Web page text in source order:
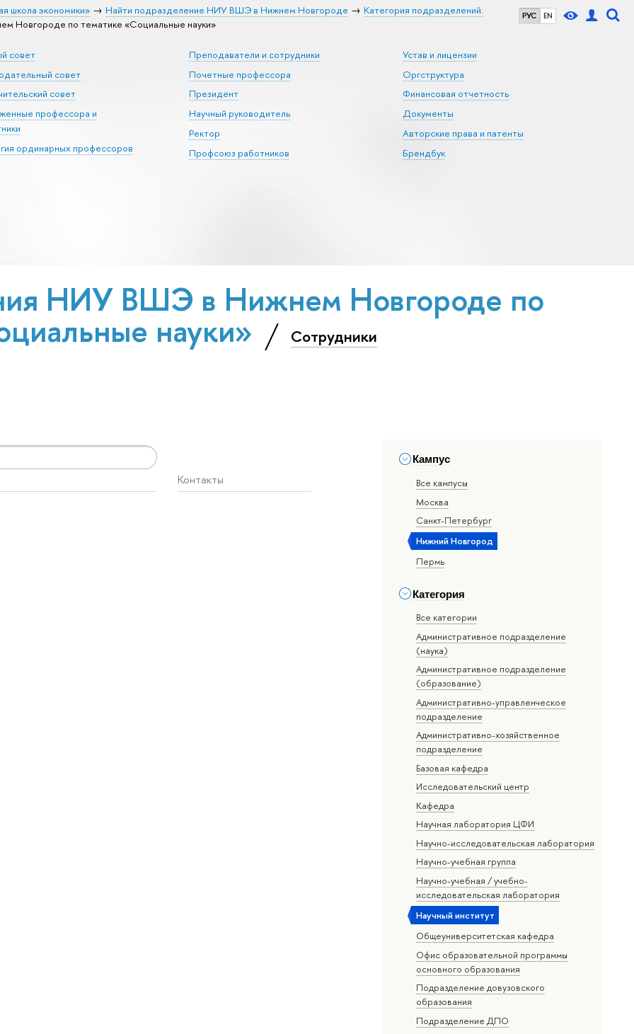
РУС EN
школа экономики» Найти подразделение НИУ ВШЭ в Нижнем Новгороде
Категория подразделений:
Новгороде по тематике «Социальные науки»
совет
совет
совет
профессора и
ординарных профессоров
Преподаватели и сотрудники
Почетные профессора
Президент
Научный руководитель
Ректор
Профсоюз работников
Устав и лицензии
Оргструктура
Финансовая отчетность
Документы
Авторские права и патенты
Брендбук
НИУ ВШЭ в Нижнем Новгороде по
науки» Сотрудники
Кампус
Все кампусы
Москва
Санкт-Петербург
Нижний Новгород
Пермь
Категория
Все категории
Административное подразделение
(наука)
Административное подразделение
(образование)
Административно-управленческое
подразделение
Административно-хозяйственное
подразделение
Базовая кафедра
Исследовательский центр
Кафедра
Научная лаборатория ЦФИ
Научно-исследовательская лаборатория
Научно-учебная группа
Научно-учебная / учебно-
исследовательская лаборатория
Научный институт
Общеуниверситетская кафедра
Офис образовательной программы
основного образования
Подразделение довузовского
образования
Подразделение ДПО
Контакты